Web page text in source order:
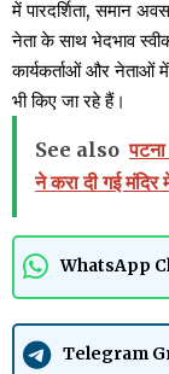
में पारदर्शिता, समान
नेता के साथ भेदभाव
कार्यकर्ताओं और नेताओं
भी किए जा रहे हैं।
See also
ने करा दी गई मंदिर
WhatsApp
Telegram